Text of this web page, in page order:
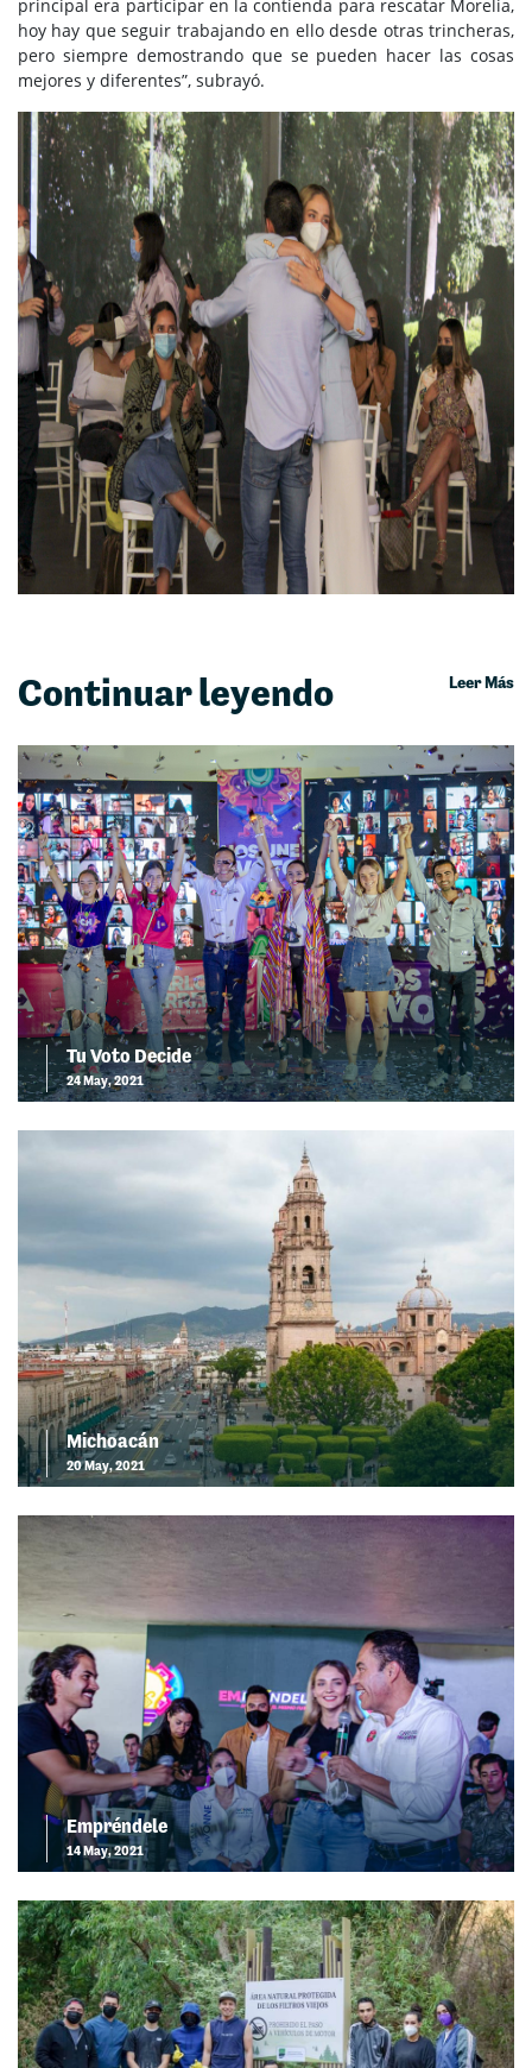
principal era participar en la contienda para rescatar Morelia,
hoy hay que seguir trabajando en ello desde otras trincheras,
pero siempre demostrando que se pueden hacer las cosas
mejores y diferentes”, subrayó.
Continuar leyendo Leer Más
Tu Voto Decide
24 May, 2021
Michoacán
20 May, 2021
Empréndele
14 May, 2021